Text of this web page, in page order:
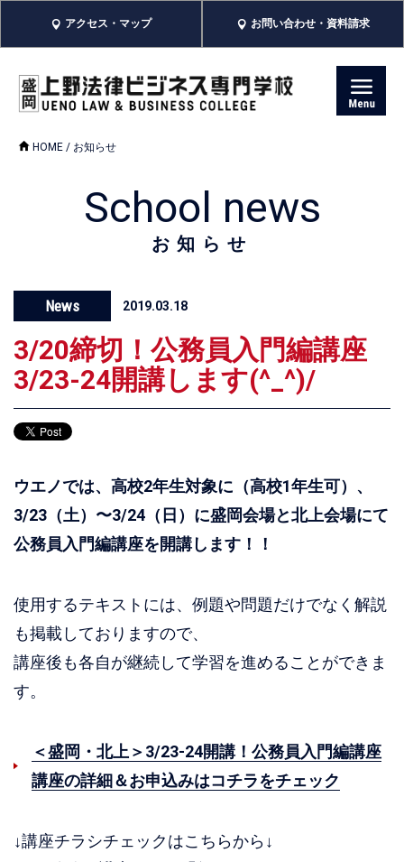
アクセス・マップ お問い合わせ・資料請求
HOME / お知らせ
School news
お知らせ
News 2019.03.18
3/20締切！公務員入門編講座
3/23-24開講します(^_^)/
ウエノでは、高校2年生対象に（高校1年生可）、
3/23（土）〜3/24（日）に盛岡会場と北上会場にて
公務員入門編講座を開講します！！
使用するテキストには、例題や問題だけでなく解説
も掲載しておりますので、
講座後も各自が継続して学習を進めることができま
す。
＜盛岡・北上＞3/23-24開講！公務員入門編講座
講座の詳細＆お申込みはコチラをチェック
↓講座チラシチェックはこちらから↓